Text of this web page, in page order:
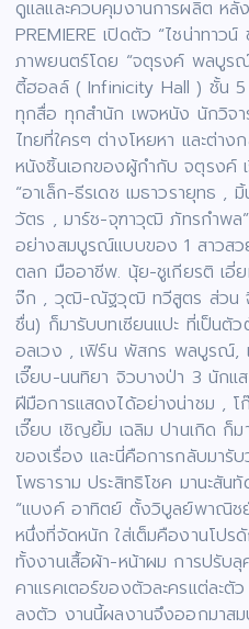
ดูแลและควบคุมงานการผลิต หลั
PREMIERE เปิดตัว “ไชน่าทาว
ภาพยนตร์โดย “จตุรงค์ พลบู
ตี้ฮอลล์ ( Infinicity Hall ) ชั้น 5
ทุกสื่อ ทุกสำนัก เพจหนัง นักวิ
ไทยที่ใครๆ ต่างโหยหา และต่าง
หนังชิ้นเอกของผู้กำกับ จตุรงค์
“อาเล็ก-ธีรเดช เมธาวรายุทธ ,
วัตร , มาร์ช-จุฑาวุฒิ ภัทรกำพล
อย่างสมบูรณ์แบบของ 1 สาวส
ตลก มืออาชีพ. นุ้ย-ชูเกียรติ เ
จ๊ก , วุฒิ-ณัฐวุฒิ ทวีสูตร ส่วน
ชื่น) ก็มารับบทเซียนแปะ ที่เป็นตั
อลเวง , เฟิร์น พัสกร พลบูรณ์,
เจี๊ยบ-นนทิยา จิวบางป่า 3 นัก
ฝีมือการแสดงได้อย่างน่าชม ,
เจี๊ยบ เชิญยิ้ม เฉลิม ปานเกิด ก็
ของเรื่อง และนี่คือการกลับมารั
โพธาราม ประสิทธิโชค มานะสัน
“แบงค์ อาทิตย์ ตั้งวิบูลย์พาณิช
หนึ่งที่จัดหนัก ใส่เต็มคืองานโป
ทั้งงานเสื้อผ้า-หน้าผม การปรับ
คาแรคเตอร์ของตัวละครแต่ละตั
ลงตัว งานนี้ผลงานจึงออกมาส